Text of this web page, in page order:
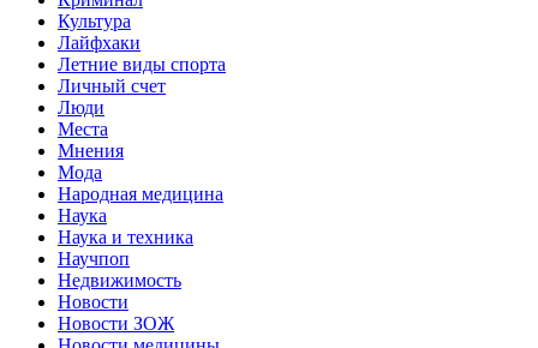
Культура
Лайфхаки
Летние виды спорта
Личный счет
Люди
Места
Мнения
Мода
Народная медицина
Наука
Наука и техника
Научпоп
Недвижимость
Новости
Новости ЗОЖ